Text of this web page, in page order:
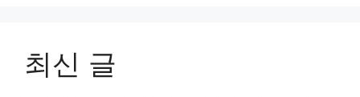
최신 글